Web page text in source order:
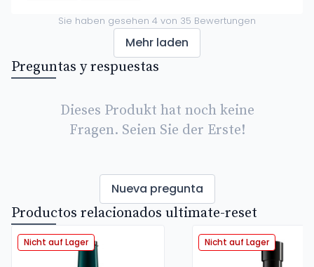
Sie haben gesehen 4 von 35 Bewertungen
Mehr laden
Preguntas y respuestas
Dieses Produkt hat noch keine
Fragen. Seien Sie der Erste!
Nueva pregunta
Productos relacionados ultimate-reset
Nicht auf Lager Nicht auf Lager